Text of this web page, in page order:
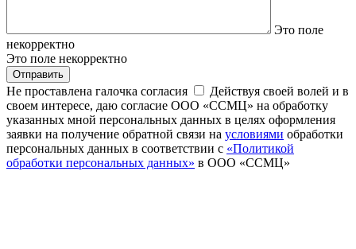
Это поле
некорректно
Это поле некорректно
Отправить
Не проставлена галочка согласия
Действуя своей волей и в
своем интересе, даю согласие ООО «ССМЦ» на обработку
указанных мной персональных данных в целях оформления
заявки на получение обратной связи на условиями обработки
персональных данных в соответствии с «Политикой
обработки персональных данных» в ООО «ССМЦ»